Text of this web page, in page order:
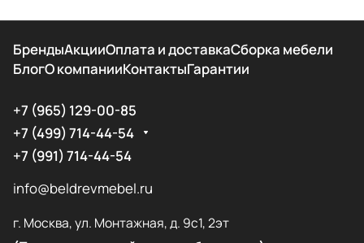
БрендыАкцииОплата и доставкаСборка мебели
БлогО компанииКонтактыГарантии
+7 (965) 129-00-85
+7 (499) 714-44-54
+7 (991) 714-44-54
info@beldrevmebel.ru
г. Москва, ул. Монтажная, д. 9с1, 2эт